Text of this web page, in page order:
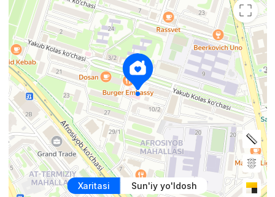
Xaritasi Sun'iy yo'ldosh